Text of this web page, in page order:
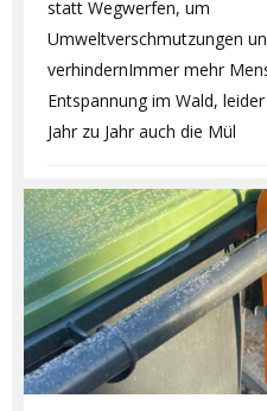
statt Wegwerfen, um
Umweltverschmutzungen
verhindernImmer mehr
Entspannung im Wald,
Jahr zu Jahr auch die Mül